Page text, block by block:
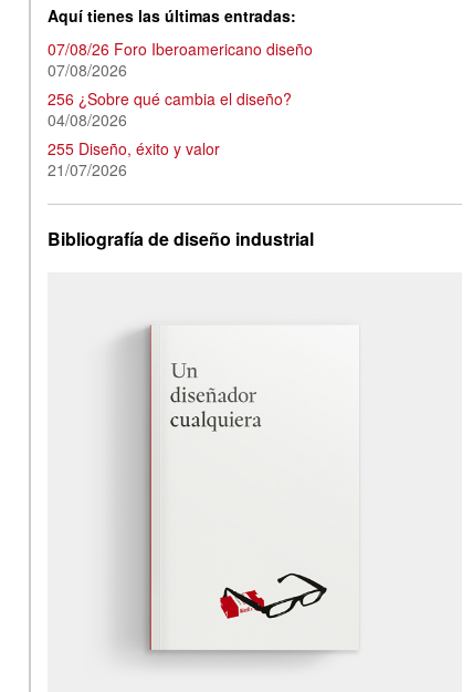
Aquí tienes las últimas entradas:
07/08/26 Foro Iberoamericano diseño
07/08/2026
256 ¿Sobre qué cambia el diseño?
04/08/2026
255 Diseño, éxito y valor
21/07/2026
Bibliografía de diseño industrial